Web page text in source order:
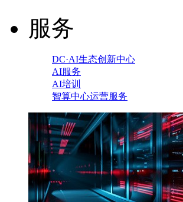
服务
DC·AI生态创新中心
AI服务
AI培训
智算中心运营服务